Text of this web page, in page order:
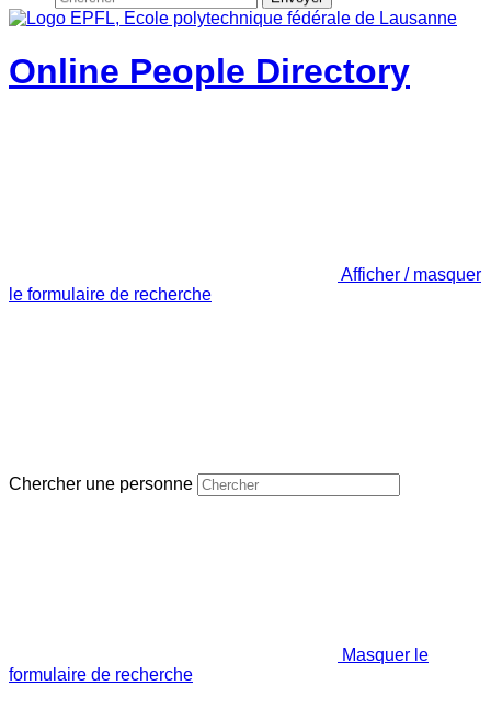
Online People Directory
Afficher / masquer
le formulaire de recherche
Chercher une personne
Masquer le
formulaire de recherche